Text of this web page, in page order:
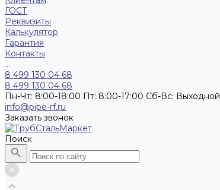
ГОСТ
Реквизиты
Калькулятор
Гарантия
Контакты
...
8 499 130 04 68
8 499 130 04 68
Пн-Чт: 8:00-18:00 Пт: 8:00-17:00 Сб-Вс: Выходной
info@pipe-rf.ru
Заказать звонок
Поиск